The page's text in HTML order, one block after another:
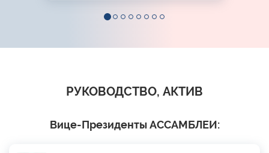
РУКОВОДСТВО, АКТИВ
Вице-Президенты АССАМБЛЕИ: